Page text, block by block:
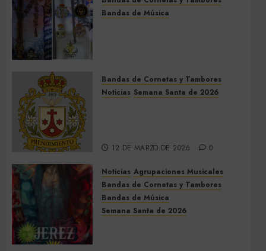
Bandas de Música
9 DE MAYO DE 2026 0
Bandas de Cornetas y Tambores
Noticias Semana Santa de 2026
12 DE MARZO DE 2026 0
Noticias Agrupaciones Musicales
Bandas de Cornetas y Tambores
Bandas de Música
Semana Santa de 2026